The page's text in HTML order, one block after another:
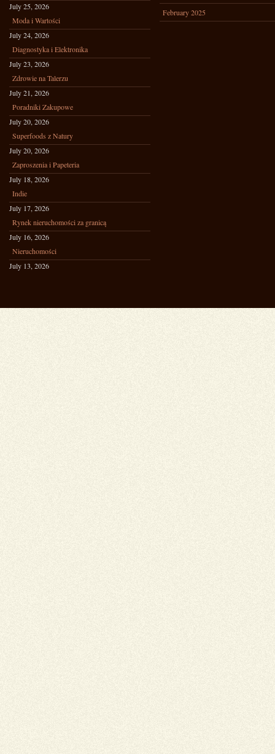
July 25, 2026
Moda i Wartości
July 24, 2026
Diagnostyka i Elektronika
July 23, 2026
Zdrowie na Talerzu
July 21, 2026
Poradniki Zakupowe
July 20, 2026
Superfoods z Natury
July 20, 2026
Zaproszenia i Papeteria
July 18, 2026
Indie
July 17, 2026
Rynek nieruchomości za granicą
July 16, 2026
Nieruchomości
July 13, 2026
February 2025